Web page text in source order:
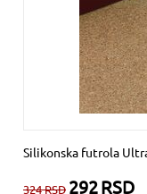
Silikonska futrola
324RSD 292RSD